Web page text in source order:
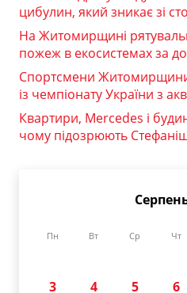
цибулин, який зникає зі
На Житомирщині
пожеж в екосистемах за
Спортсмени
із чемпіонату України з
Квартири, Mercedes і
чому підозрюють
Пн Вт Ср Чт
3
4 5 6